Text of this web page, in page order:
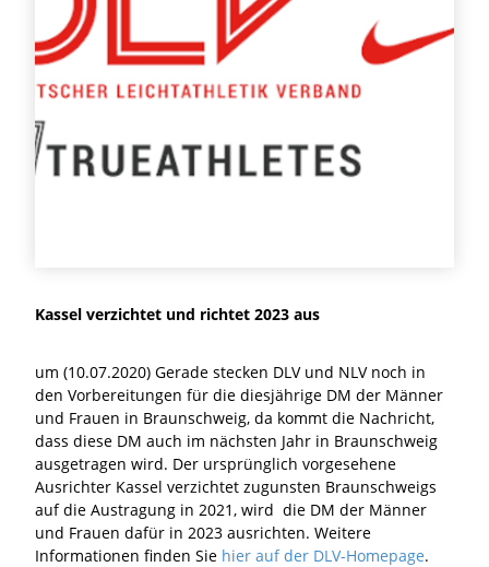
Kassel verzichtet und richtet 2023 aus
um (10.07.2020) Gerade stecken DLV und NLV noch in
den Vorbereitungen für die diesjährige DM der Männer
und Frauen in Braunschweig, da kommt die Nachricht,
dass diese DM auch im nächsten Jahr in Braunschweig
ausgetragen wird. Der ursprünglich vorgesehene
Ausrichter Kassel verzichtet zugunsten Braunschweigs
auf die Austragung in 2021, wird die DM der Männer
und Frauen dafür in 2023 ausrichten. Weitere
Informationen finden Sie hier auf der DLV-Homepage.